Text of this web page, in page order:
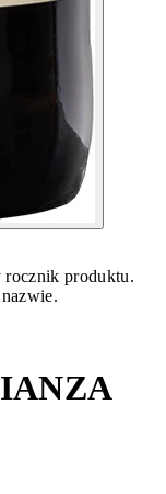
rocznik produktu.